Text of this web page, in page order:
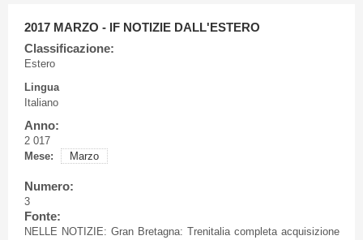
2017 MARZO - IF NOTIZIE DALL'ESTERO
Classificazione:
Estero
Lingua
Italiano
Anno:
2 017
Mese:
Marzo
Numero:
3
Fonte:
NELLE NOTIZIE: Gran Bretagna: Trenitalia completa acquisizione